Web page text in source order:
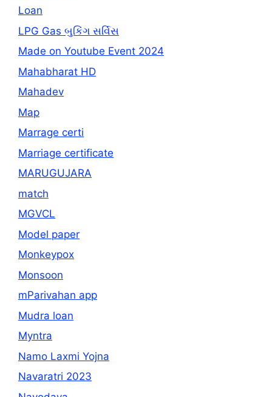
Loan
LPG Gas બુકિંગ સર્વિસ
Made on Youtube Event 2024
Mahabharat HD
Mahadev
Map
Marrage certi
Marriage certificate
MARUGUJARA
match
MGVCL
Model paper
Monkeypox
Monsoon
mParivahan app
Mudra loan
Myntra
Namo Laxmi Yojna
Navaratri 2023